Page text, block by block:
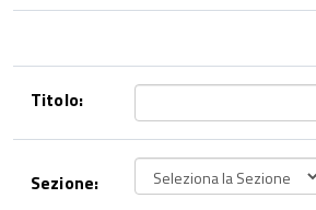
Titolo:
Sezione: